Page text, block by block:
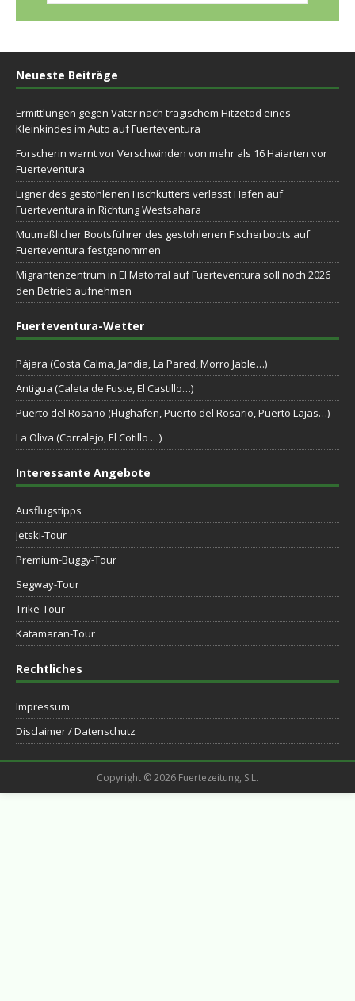
Neueste Beiträge
Ermittlungen gegen Vater nach tragischem Hitzetod eines
Kleinkindes im Auto auf Fuerteventura
Forscherin warnt vor Verschwinden von mehr als 16 Haiarten vor
Fuerteventura
Eigner des gestohlenen Fischkutters verlässt Hafen auf
Fuerteventura in Richtung Westsahara
Mutmaßlicher Bootsführer des gestohlenen Fischerboots auf
Fuerteventura festgenommen
Migrantenzentrum in El Matorral auf Fuerteventura soll noch 2026
den Betrieb aufnehmen
Fuerteventura-Wetter
Pájara (Costa Calma, Jandia, La Pared, Morro Jable…)
Antigua (Caleta de Fuste, El Castillo…)
Puerto del Rosario (Flughafen, Puerto del Rosario, Puerto Lajas…)
La Oliva (Corralejo, El Cotillo …)
Interessante Angebote
Ausflugstipps
Jetski-Tour
Premium-Buggy-Tour
Segway-Tour
Trike-Tour
Katamaran-Tour
Rechtliches
Impressum
Disclaimer / Datenschutz
Copyright © 2026 Fuertezeitung, S.L.